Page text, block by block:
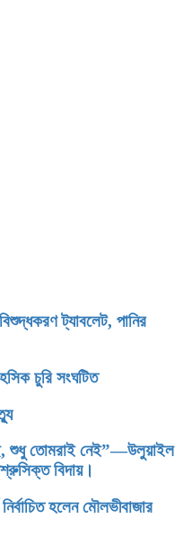
ট্যাবলেট, পানির
চুরি সংঘটিত
শুধু তোমরাই নেই”—উলুয়াইল
বিদায়।
হলেন মৌলভীবাজার